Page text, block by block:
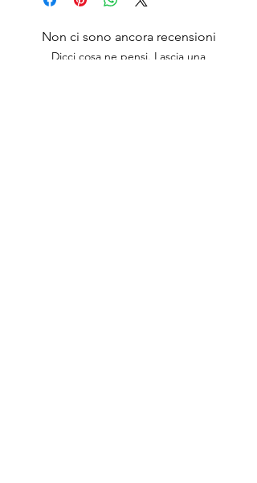
Non ci sono ancora recensioni
Dicci cosa ne pensi. Lascia una